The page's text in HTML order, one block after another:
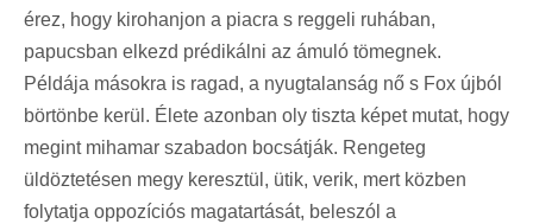
érez, hogy kirohanjon a piacra s reggeli ruhában,
papucsban elkezd prédikálni az ámuló tömegnek.
Példája másokra is ragad, a nyugtalanság nő s Fox újból
börtönbe kerül. Élete azonban oly tiszta képet mutat, hogy
megint mihamar szabadon bocsátják. Rengeteg
üldöztetésen megy keresztül, ütik, verik, mert közben
folytatja oppozíciós magatartását, beleszól a